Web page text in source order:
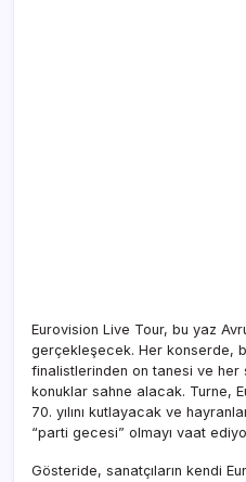
Eurovision Live Tour, bu yaz
gerçekleşecek. Her konserde,
finalistlerinden on tanesi ve
konuklar sahne alacak. Turne,
70. yılını kutlayacak ve
“parti gecesi” olmayı vaat
Gösteride, sanatçıların kendi